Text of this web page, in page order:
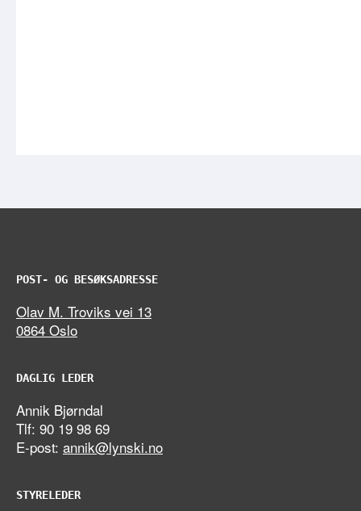
POST- OG BESØKSADRESSE
Olav M. Troviks vei 13
0864 Oslo
DAGLIG LEDER
Annik Bjørndal
Tlf: 90 19 98 69
E-post: annik@lynski.no
STYRELEDER